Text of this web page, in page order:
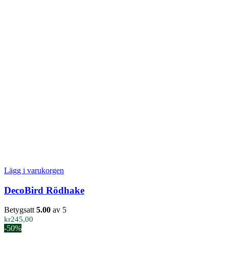
Lägg i varukorgen
DecoBird Rödhake
Betygsatt5.00 av 5
kr245,00
-50%